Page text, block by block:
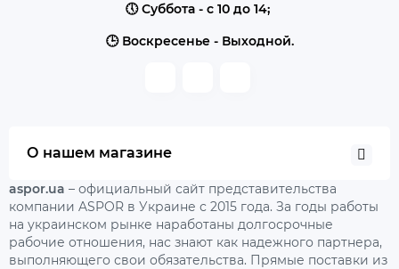
🕔 Суббота - с 10 до 14;
🕒 Воскресенье - Выходной.
О нашем магазине
aspor.ua – официальный сайт представительства
компании ASPOR в Украине с 2015 года. За годы работы
на украинском рынке наработаны долгосрочные
рабочие отношения, нас знают как надежного партнера,
выполняющего свои обязательства. Прямые поставки из